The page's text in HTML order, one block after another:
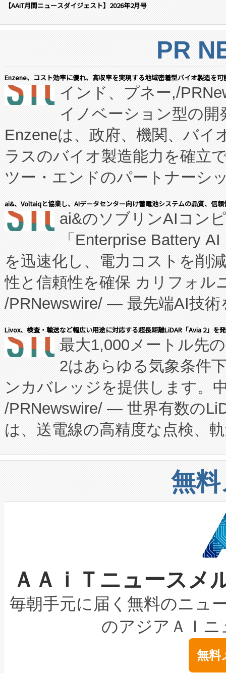
【AAiT月間ニュースダイジェスト】2026年2月号
PR
Enzene、コスト効率に優れ、高収率を実現する地域密着型バイオ製造を
インド、プネー,/
イノベーション型の
Enzeneは、政府、機関、バイ
ラスのバイオ製造能力を確立
ツー・エンドのパートナーシ
表しました。 同社の実績ある
manufacturing™ (FCCM™) プ
たNeXは、バイオ医薬品製造
従来のフェッドバッチ施設の
に、患者やサプライチェーン
キー方式で拡張性が高く、持
す。FCCM‑を活用した現地生
患者にとっての費用負担を大
のアクセスを大幅に拡大する
Fully-Connected Continuous
プログラムには、施設設計・
に関する技術移転および知的
構造化トレーニングカリキュ
上げおよび商用化段階におけ
設備整備および立ち上げ調整
加組織は、Enzeneのバイオ
選定された製品について、自
取得できる可能性もあります
設には、3億～4億ドルかか
最高経営責任者（CEO）であ
す。「当社のfully-connected
ームを利用すれば、6,000万
きます。この効率性は、フェ
ai&、Voltaiqと協業し、AIデータセンター向け蓄電池システムの品質、信
ai&のソブリンAIコン
「Enterprise Battery
を迅速化し、電力コストを削
性と信頼性を確保 カリフォル
/PRNewswire/ — 最先端AI技術
会社エーアイ・アンド：本社
President原信平）と、エンタ
ードするVoltaiqは、日本にあ
ーエネルギー貯蔵システム（
た。 Voltaiq独自のAI搭載プラ
定、統合、導入、運用に至る
安全性を追跡し、確保する事
増加しているデータセンター
る電力網に大きな負担をかけ
事業者の負担軽減という課題
系統連系を迅速にし、ピーク
限を超えて利用可能な電力容
持できるよう貢献します。こ
ービスレベル契約（SLA）違
テリー性能の劣化によるダウ
念は、現在データセンターが
ます。 Voltaiq provides a
Livox、検査・輸送など幅広い用途に対応する超長距離LiDAR「Avia 2」を
最大1,000メートル先
2はあらゆる気象条件
ンカバレッジを提供します。
/PRNewswire/ — 世界有数の
は、送電線の高精度な点検、
や穀物倉庫におけるバルク材
リューション「Avia 2」を発
したAvia 2は、1,000メート
狭視野のFOVを切り替えるこ
ケーブル、枝などの細かな対
なレーザースポットにより、
な環境下でも豊かなディテー
キロメートル範囲を検出
LiDAR for Inspections,
は1535 nmレーザーを搭載。
イズの小径化を実現すること
無
ＡＡｉＴニュース
毎朝手元に届く無料のニュ
のアジアＡＩ
無料